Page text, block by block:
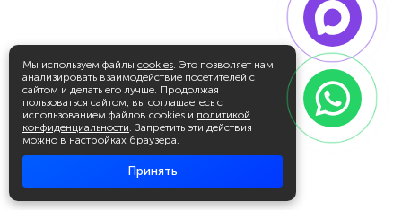
Мы используем файлы cookies. Это позволяет нам
анализировать взаимодействие посетителей с
сайтом и делать его лучше. Продолжая
пользоваться сайтом, вы соглашаетесь с
использованием файлов cookies и политикой
конфиденциальности. Запретить эти действия
можно в настройках браузера.
Принять